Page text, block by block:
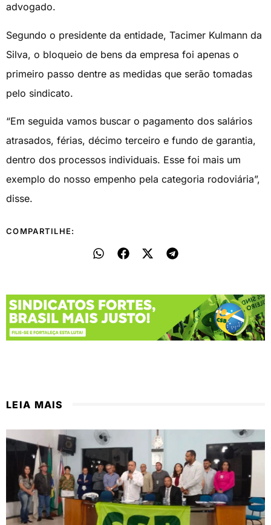
advogado.
Segundo o presidente da entidade, Tacimer Kulmann da
Silva, o bloqueio de bens da empresa foi apenas o
primeiro passo dentre as medidas que serão tomadas
pelo sindicato.
“Em seguida vamos buscar o pagamento dos salários
atrasados, férias, décimo terceiro e fundo de garantia,
dentro dos processos individuais. Esse foi mais um
exemplo do nosso empenho pela categoria rodoviária”,
disse.
COMPARTILHE:
LEIA MAIS